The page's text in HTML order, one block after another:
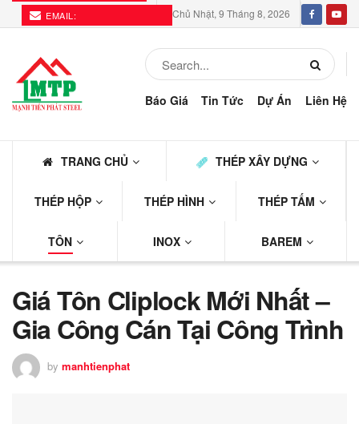
EMAIL:
Chủ Nhật, 9 Tháng 8, 2026
Báo Giá Tin Tức Dự Án Liên Hệ
TRANG CHỦ THÉP XÂY DỰNG
THÉP HỘP THÉP HÌNH THÉP TẤM
TÔN INOX BAREM
Giá Tôn Cliplock Mới Nhất –
Gia Công Cán Tại Công Trình
by manhtienphat